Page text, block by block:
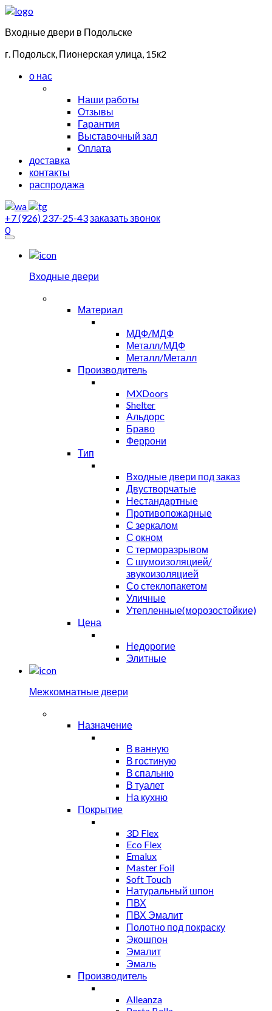
Входные двери в Подольске
г. Подольск, Пионерская улица, 15к2
о нас
Наши работы
Отзывы
Гарантия
Выставочный зал
Оплата
доставка
контакты
распродажа
+7 (926) 237-25-43заказать звонок
0
Входные двери
Материал
МДФ/МДФ
Металл/МДФ
Металл/Металл
Производитель
MXDoors
Shelter
Альдорс
Браво
Феррони
Тип
Входные двери под заказ
Двустворчатые
Нестандартные
Противопожарные
С зеркалом
С окном
С терморазрывом
С шумоизоляцией/
звукоизоляцией
Со стеклопакетом
Уличные
Утепленные(морозостойкие)
Цена
Недорогие
Элитные
Межкомнатные двери
Назначение
В ванную
В гостиную
В спальню
В туалет
На кухню
Покрытие
3D Flex
Eco Flex
Emalux
Master Foil
Soft Touch
Натуральный шпон
ПВХ
ПВХ Эмалит
Полотно под покраску
Экошпон
Эмалит
Эмаль
Производитель
Alleanza